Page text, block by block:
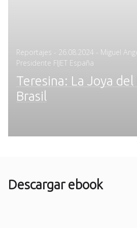
Reportajes - Posted
on
26.08.2024 - Miguel
Presidente FIJET España
Teresina: La Joya
Brasil
Descargar ebook